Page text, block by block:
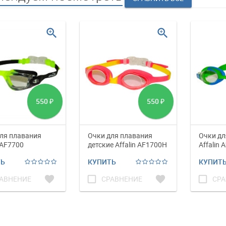
550 ₽
плавания
favorite
zoom_in
550 ₽
Очки для плавания
детские Affalin AF1700H
КУПИТЬ
check_box_outline_blank СРАВНЕНИЕ favorite
zoom_in
Очки
Affalin
check_box_outline_blank